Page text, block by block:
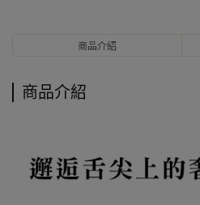
商品介紹
商品介紹